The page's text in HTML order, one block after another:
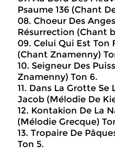
Psaume 136 (Chant
08. Choeur Des
Résurrection (Chant
09. Celui Qui Est Ton
(Chant Znamenny)
10. Seigneur Des
Znamenny) Ton 6.
11. Dans La Grotte Se
Jacob (Mélodie De
12. Kontakion De La
(Mélodie Grecque)
13. Tropaire De
Ton 5.